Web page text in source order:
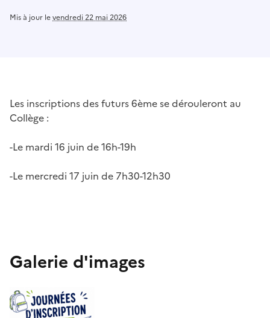
Mis à jour levendredi 22 mai 2026
Les inscriptions des futurs 6ème se dérouleront au
Collège :
-Le mardi 16 juin de 16h-19h
-Le mercredi 17 juin de 7h30-12h30
Galerie d'images